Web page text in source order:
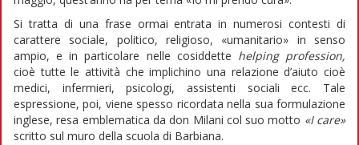
Si tratta di una frase ormai entrata in numerosi contesti di
carattere sociale, politico, religioso, «umanitario» in senso
ampio, e in particolare nelle cosiddette helping profession,
cioè tutte le attività che implichino una relazione d’aiuto cioè
medici, infermieri, psicologi, assistenti sociali ecc. Tale
espressione, poi, viene spesso ricordata nella sua formulazione
inglese, resa emblematica da don Milani col suo motto «I care»
scritto sul muro della scuola di Barbiana.